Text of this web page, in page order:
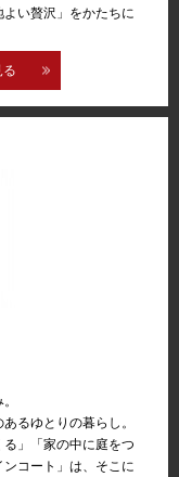
い贅沢」をかたちに
るゆとりの暮らし。
る」「家の中に庭をつ
コート」は、そこに